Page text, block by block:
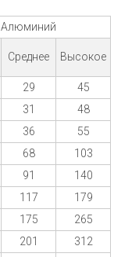
Алюминий
Среднее Высокое
29
45
31
48
36
55
68
103
91
140
117
179
175
265
201
312